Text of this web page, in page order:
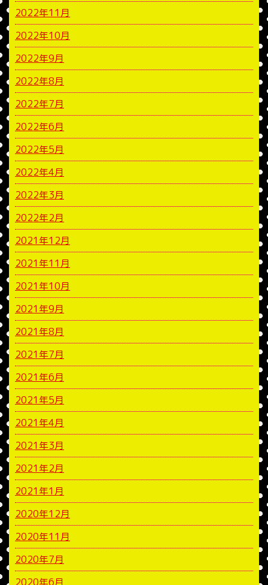
2022年11月
2022年10月
2022年9月
2022年8月
2022年7月
2022年6月
2022年5月
2022年4月
2022年3月
2022年2月
2021年12月
2021年11月
2021年10月
2021年9月
2021年8月
2021年7月
2021年6月
2021年5月
2021年4月
2021年3月
2021年2月
2021年1月
2020年12月
2020年11月
2020年7月
2020年6月